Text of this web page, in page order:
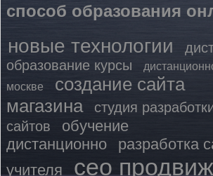
способ образования
новые технологии
образование курсы
москве
создание сайта
магазина
студия
сайтов
обучение
дистанционно
разработка
учителя
сео